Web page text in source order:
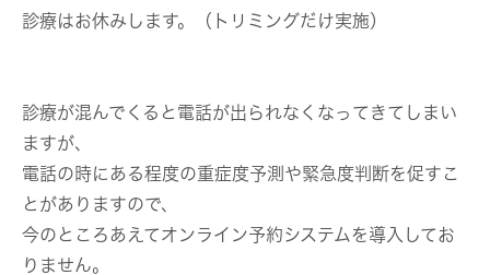
診療はお休みします。（トリミングだけ実施）
診療が混んでくると電話が出られなくなってきてしまい
ますが、
電話の時にある程度の重症度予測や緊急度判断を促すこ
とがありますので、
今のところあえてオンライン予約システムを導入してお
りません。